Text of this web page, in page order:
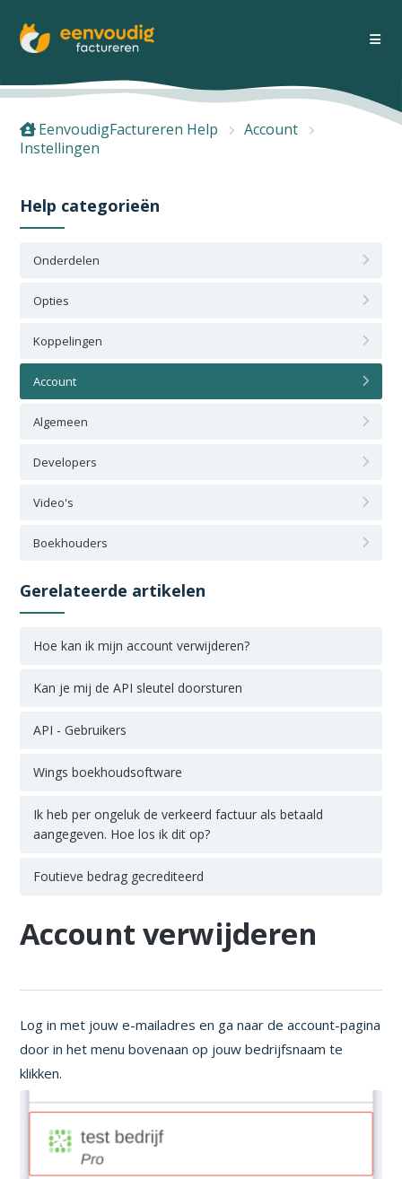
EenvoudigFactureren Help
Account
Instellingen
Help categorieën
Onderdelen
Opties
Koppelingen
Account
Algemeen
Developers
Video's
Boekhouders
Gerelateerde artikelen
Hoe kan ik mijn account verwijderen?
Kan je mij de API sleutel doorsturen
API - Gebruikers
Wings boekhoudsoftware
Ik heb per ongeluk de verkeerd factuur als betaald
aangegeven. Hoe los ik dit op?
Foutieve bedrag gecrediteerd
Account verwijderen
Log in met jouw e-mailadres en ga naar de account-pagina
door in het menu bovenaan op jouw bedrijfsnaam te
klikken.